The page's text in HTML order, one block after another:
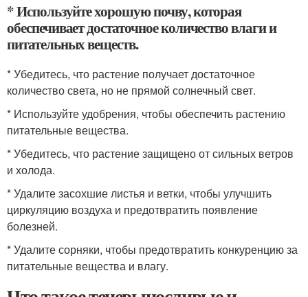
* Используйте хорошую почву, которая
обеспечивает достаточное количество влаги и
питательных веществ.
* Убедитесь, что растение получает достаточное
количество света, но не прямой солнечный свет.
* Используйте удобрения, чтобы обеспечить растению
питательные вещества.
* Убедитесь, что растение защищено от сильных ветров
и холода.
* Удалите засохшие листья и ветки, чтобы улучшить
циркуляцию воздуха и предотвратить появление
болезней.
* Удалите сорняки, чтобы предотвратить конкуренцию за
питательные вещества и влагу.